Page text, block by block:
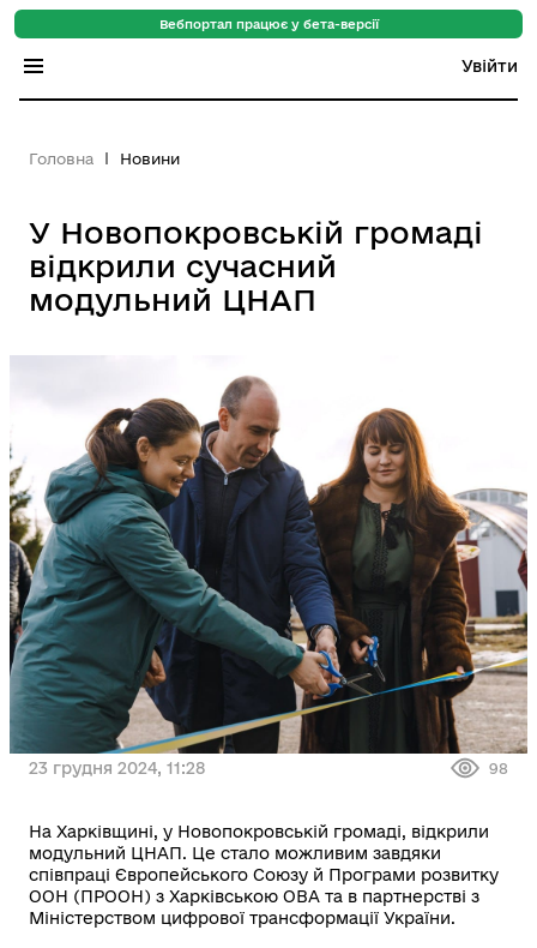
Вебпортал працює у бета-версії
Увійти
Цифровий путівник
База знань
Головна Новини
У Новопокровській громаді
відкрили сучасний
модульний ЦНАП
23 грудня 2024, 11:28 98
На Харківщині, у Новопокровській громаді, відкрили
модульний ЦНАП. Це стало можливим завдяки
співпраці Європейського Союзу й Програми розвитку
ООН (ПРООН) з Харківською ОВА та в партнерстві з
Міністерством цифрової трансформації України.